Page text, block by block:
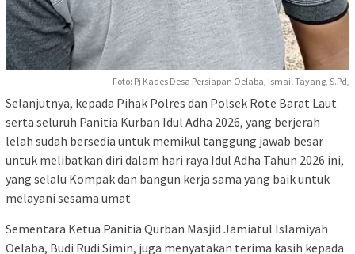
Foto: Pj Kades Desa Persiapan Oelaba, Ismail Tayang, S.Pd,
Selanjutnya, kepada Pihak Polres dan Polsek Rote Barat Laut
serta seluruh Panitia Kurban Idul Adha 2026, yang berjerah
lelah sudah bersedia untuk memikul tanggung jawab besar
untuk melibatkan diri dalam hari raya Idul Adha Tahun 2026 ini,
yang selalu Kompak dan bangun kerja sama yang baik untuk
melayani sesama umat
Sementara Ketua Panitia Qurban Masjid Jamiatul Islamiyah
Oelaba, Budi Rudi Simin, juga menyatakan terima kasih kepada